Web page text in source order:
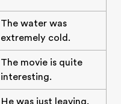
The water was
extremely cold.
The movie is quite
interesting.
He was just leaving.